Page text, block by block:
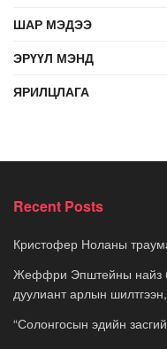
ШАР МЭДЭЭ
ЭРҮҮЛ МЭНД
ЯРИЛЦЛАГА
Recent Posts
Кристофер Ноланы
Жеффри Эпштейны найз
дуулиант арлын
“Солонгосын эдийн